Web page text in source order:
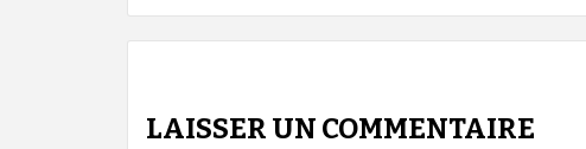
LAISSER UN COMMENTAIRE